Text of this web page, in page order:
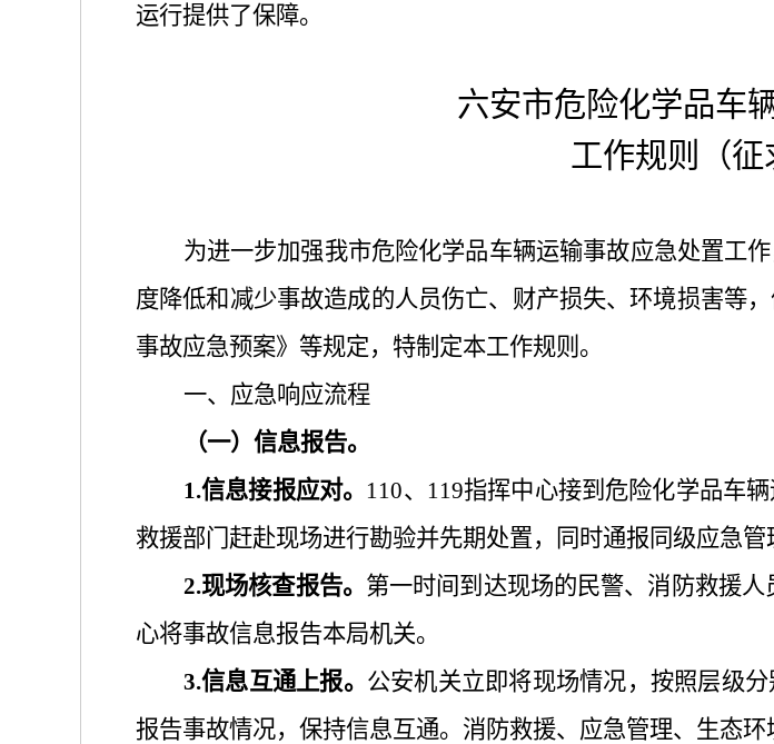
运行提供了保障。
六安市危险化学品车
工作规则（征
为进一步加强我市危险化学品车辆运输事故应急处置工
度降低和减少事故造成的人员伤亡、财产损失、环境损害等
事故应急预案》等规定， 特制定本工作规则。
一、应急响应流程
（一）信息报告。
1.信息接报应对。 110、119指挥中心接到危险化学品车
救援部门 赶赴现场进行勘验并先期处置， 同时通报同级应急管
2.现场核查报告。 第一时间到达现场的民警、消防救援
心将事故信息报告本局机关。
3.信息互通上报。 公安机关立即将现场情况，按照层级分
报告事故情况， 保持信息互通。消防救援、应急管理、生态环